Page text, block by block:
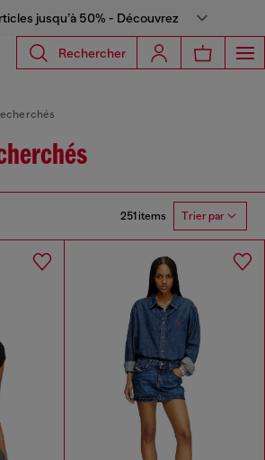
jusqu’à 50% - Découvrez
Rechercher
251 items Trier par